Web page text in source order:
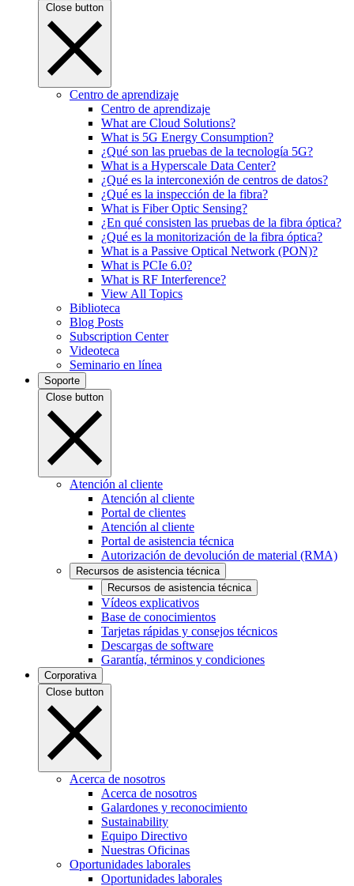
Close button
Centro de aprendizaje
Centro de aprendizaje
What are Cloud Solutions?
What is 5G Energy Consumption?
¿Qué son las pruebas de la tecnología 5G?
What is a Hyperscale Data Center?
¿Qué es la interconexión de centros de datos?
¿Qué es la inspección de la fibra?
What is Fiber Optic Sensing?
¿En qué consisten las pruebas de la fibra óptica?
¿Qué es la monitorización de la fibra óptica?
What is a Passive Optical Network (PON)?
What is PCIe 6.0?
What is RF Interference?
View All Topics
Biblioteca
Blog Posts
Subscription Center
Videoteca
Seminario en línea
Soporte
Close button
Atención al cliente
Atención al cliente
Portal de clientes
Atención al cliente
Portal de asistencia técnica
Autorización de devolución de material (RMA)
Recursos de asistencia técnica
Recursos de asistencia técnica
Vídeos explicativos
Base de conocimientos
Tarjetas rápidas y consejos técnicos
Descargas de software
Garantía, términos y condiciones
Corporativa
Close button
Acerca de nosotros
Acerca de nosotros
Galardones y reconocimiento
Sustainability
Equipo Directivo
Nuestras Oficinas
Oportunidades laborales
Oportunidades laborales